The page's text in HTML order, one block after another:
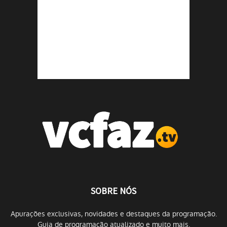
SOBRE NÓS
Apurações exclusivas, novidades e destaques da programação.
Guia de programação atualizado e muito mais.